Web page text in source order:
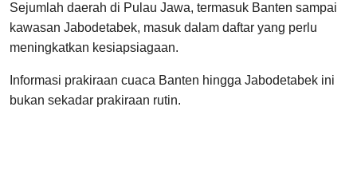
Sejumlah daerah di Pulau Jawa, termasuk Banten sampai
kawasan Jabodetabek, masuk dalam daftar yang perlu
meningkatkan kesiapsiagaan.
Informasi prakiraan cuaca Banten hingga Jabodetabek ini
bukan sekadar prakiraan rutin.